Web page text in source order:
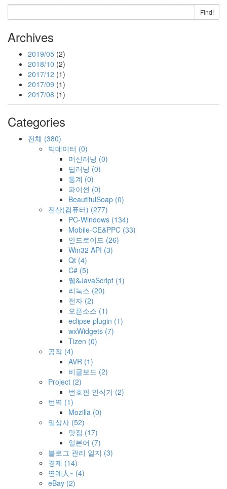
Find!
Archives
2019/05 (2)
2018/10 (2)
2017/12 (1)
2017/09 (1)
2017/08 (1)
Categories
전체 (380)
빅데이터 (0)
머신러닝 (0)
딥러닝 (0)
통계 (0)
파이썬 (0)
BeautifulSoap (0)
전산(컴퓨터) (277)
PC-Windows (134)
Mobile-CE&PPC (33)
안드로이드 (26)
Win32 API (3)
Qt (4)
C# (5)
웹&JavaScript (1)
리눅스 (20)
전자 (2)
오픈소스 (1)
eclipse plugin (1)
wxWidgets (7)
Tizen (0)
공작 (4)
AVR (1)
비글보드 (2)
Project (2)
번호판 인식기 (2)
번역 (1)
Mozilla (0)
일상사 (52)
맛집 (17)
일본어 (7)
블로그 관리 일지 (3)
경제 (14)
연예人~ (4)
eBay (2)